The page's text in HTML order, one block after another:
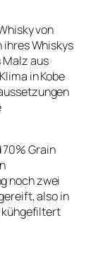
von
ihres Whiskys
aus
in Kobe
Grain
noch zwei
also in
kühgefiltert